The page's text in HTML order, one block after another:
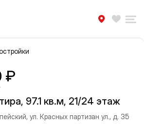
объекте
₽
97.1 кв.м, 21/24 этаж
ул. Красных партизан ул., д. 35